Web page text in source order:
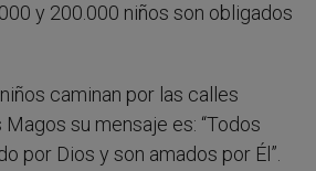
y 200.000 niños son obligados
caminan por las calles
su mensaje es: “Todos
por Dios y son amados por Él”.